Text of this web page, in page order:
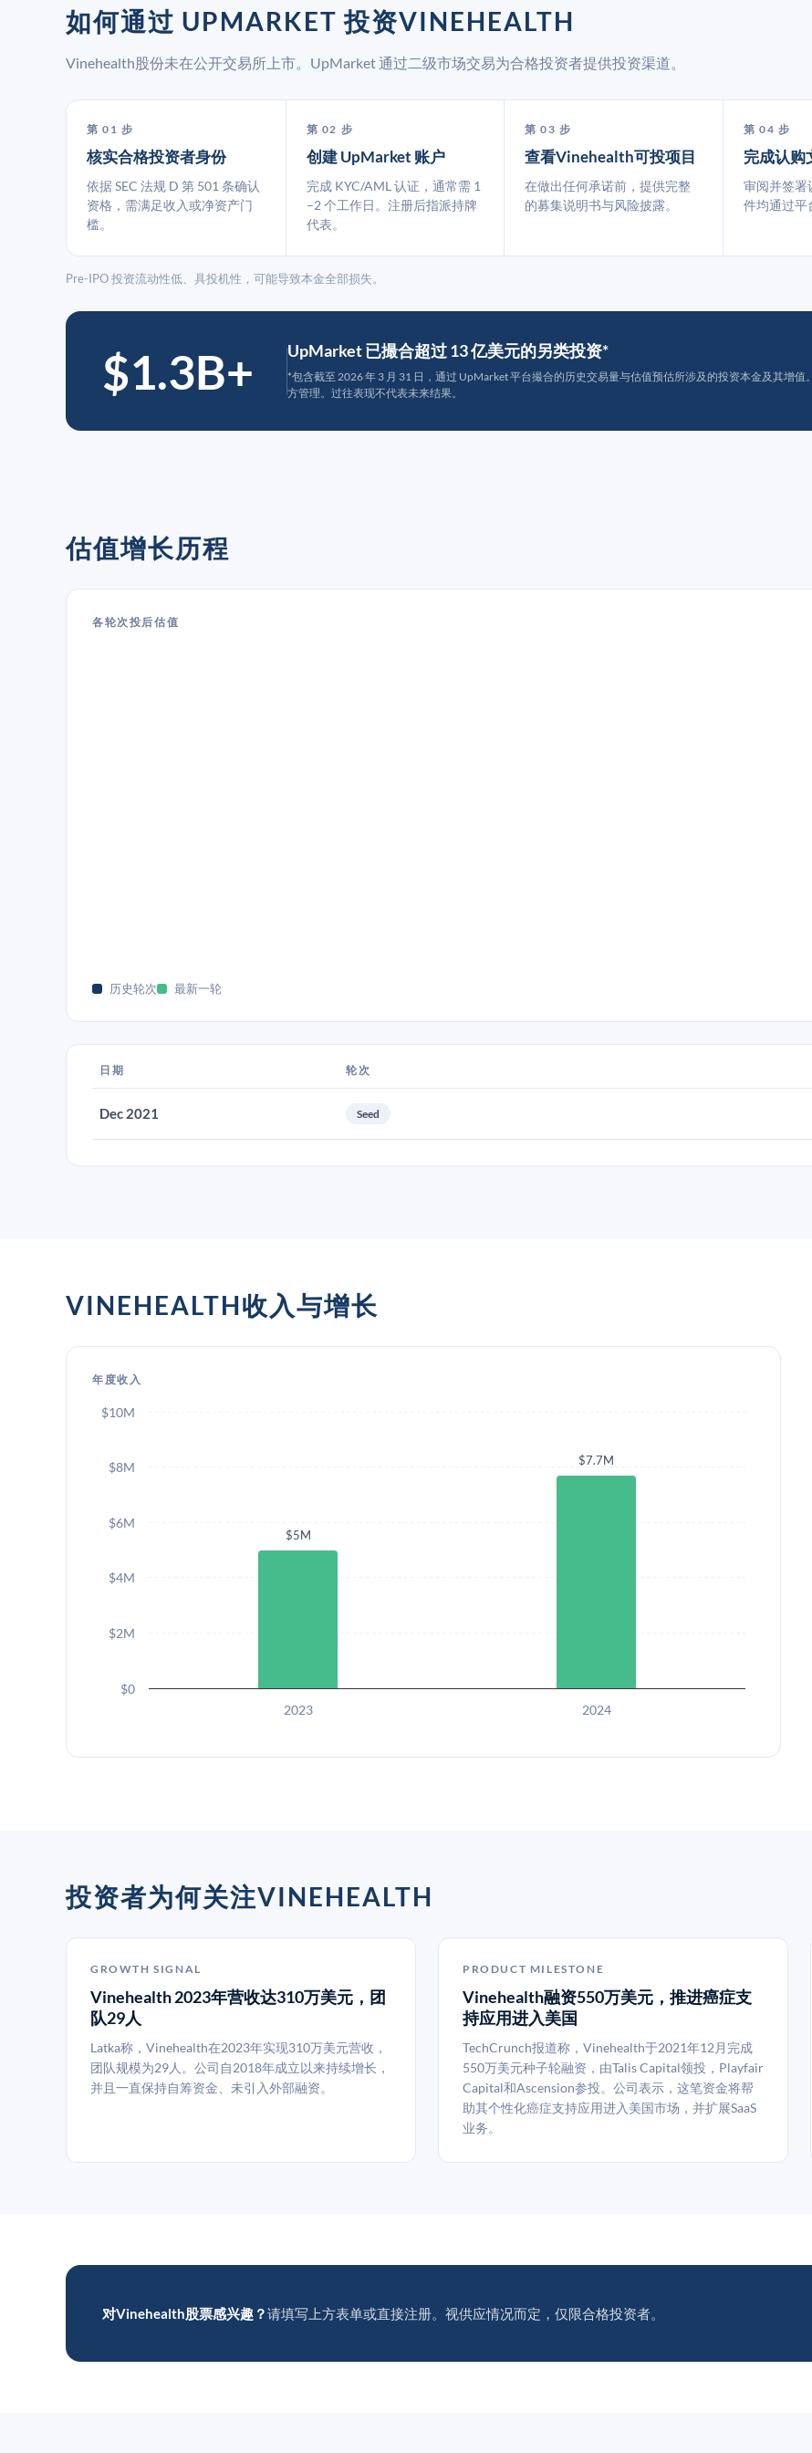
如何通过 UPMARKET 投资VINEHEALTH
Vinehealth股份未在公开交易所上市。UpMarket 通过二级市场交易为合格投资者提供投资渠道。
第 01 步
核实合格投资者身份
依据 SEC 法规 D 第 501 条确认
资格，需满足收入或净资产门
槛。
第 02 步
创建 UpMarket 账户
完成 KYC/AML 认证，通常需 1
–2 个工作日。注册后指派持牌
代表。
第 03 步
查看Vinehealth可投项目
在做出任何承诺前，提供完整
的募集说明书与风险披露。
第 04 步
完成认购
审阅并签署
件均通过平
Pre-IPO 投资流动性低、具投机性，可能导致本金全部损失。
$1.3B+ UpMarket 已撮合超过 13 亿美元的另类投资*
*包含截至 2026 年 3 月 31 日，通过 UpMarket 平台撮合的历史交易量与估值预估所涉及的投资本金及其增
方管理。过往表现不代表未来结果。
估值增长历程
各轮次投后估值
历史轮次 最新一轮
日期 轮次
Dec 2021 Seed
VINEHEALTH收入与增长
年度收入
$5M
$7.7M
2023 2024
$0
$2M
$4M
$6M
$8M
$10M
投资者为何关注VINEHEALTH
GROWTH SIGNAL
Vinehealth 2023年营收达310万美元，团
队29人
Latka称，Vinehealth在2023年实现310万美元营收，
团队规模为29人。公司自2018年成立以来持续增长，
并且一直保持自筹资金、未引入外部融资。
PRODUCT MILESTONE
Vinehealth融资550万美元，推进癌症支
持应用进入美国
TechCrunch报道称，Vinehealth于2021年12月完成
550万美元种子轮融资，由Talis Capital领投，Playfair
Capital和Ascension参投。公司表示，这笔资金将帮
助其个性化癌症支持应用进入美国市场，并扩展SaaS
业务。
对Vinehealth股票感兴趣？请填写上方表单或直接注册。视供应情况而定，仅限合格投资者。